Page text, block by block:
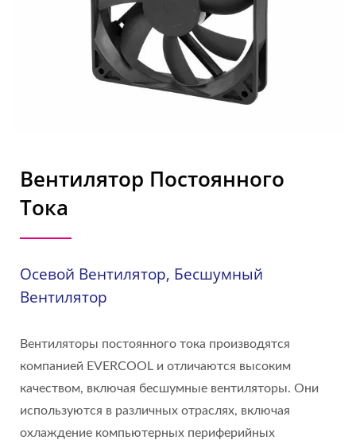
Вентилятор Постоянного
Тока
Осевой Вентилятор, Бесшумный
Вентилятор
Вентиляторы постоянного тока производятся
компанией EVERCOOL и отличаются высоким
качеством, включая бесшумные вентиляторы. Они
используются в различных отраслях, включая
охлаждение компьютерных периферийных